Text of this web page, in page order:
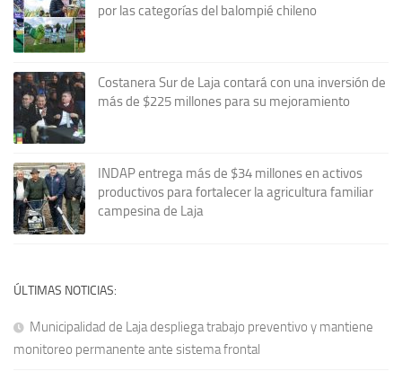
por las categorías del balompié chileno
Costanera Sur de Laja contará con una inversión de
más de $225 millones para su mejoramiento
INDAP entrega más de $34 millones en activos
productivos para fortalecer la agricultura familiar
campesina de Laja
ÚLTIMAS NOTICIAS:
Municipalidad de Laja despliega trabajo preventivo y mantiene
monitoreo permanente ante sistema frontal